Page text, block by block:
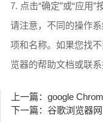
7. 点击“确定”或“应用”
请注意，不同的操作
项和名称。如果您找
览器的帮助文档或联
上一篇：google
下一篇：谷歌浏览器